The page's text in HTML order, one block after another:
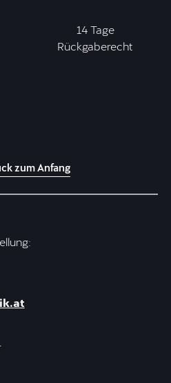
14 Tage
Rückgaberecht
zum Anfang